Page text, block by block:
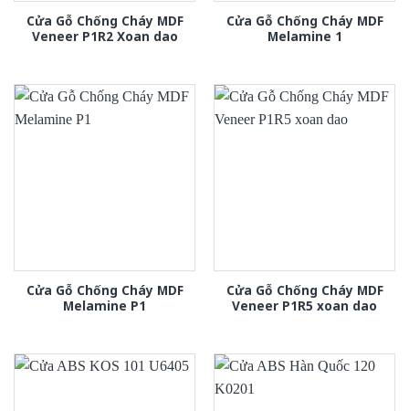
Cửa Gỗ Chống Cháy MDF
Veneer P1R2 Xoan dao
Cửa Gỗ Chống Cháy MDF
Melamine 1
Cửa Gỗ Chống Cháy MDF
Melamine P1
Cửa Gỗ Chống Cháy MDF
Veneer P1R5 xoan dao